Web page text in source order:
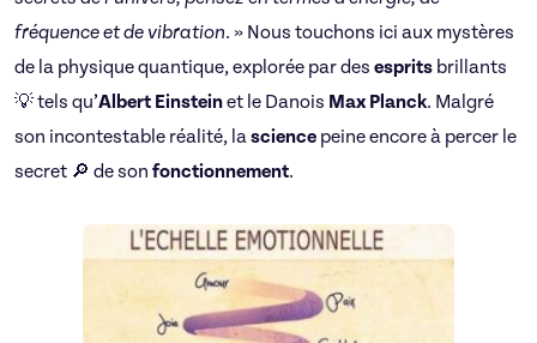
fréquence et de vibration. » Nous touchons ici aux mystères
de la physique quantique, explorée par des esprits brillants
💡 tels qu’Albert Einsteinet le Danois Max Planck. Malgré
son incontestable réalité, lascience peine encore à percer le
secret 🔎 de son fonctionnement.